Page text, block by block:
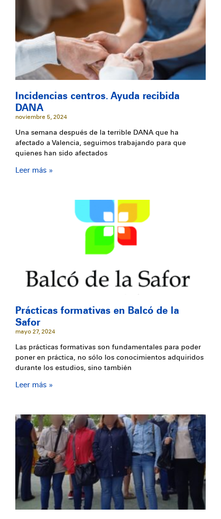
Incidencias centros. Ayuda recibida
DANA
noviembre 5, 2024
Una semana después de la terrible DANA que ha
afectado a Valencia, seguimos trabajando para que
quienes han sido afectados
Leer más »
Prácticas formativas en Balcó de la
Safor
mayo 27, 2024
Las prácticas formativas son fundamentales para poder
poner en práctica, no sólo los conocimientos adquiridos
durante los estudios, sino también
Leer más »